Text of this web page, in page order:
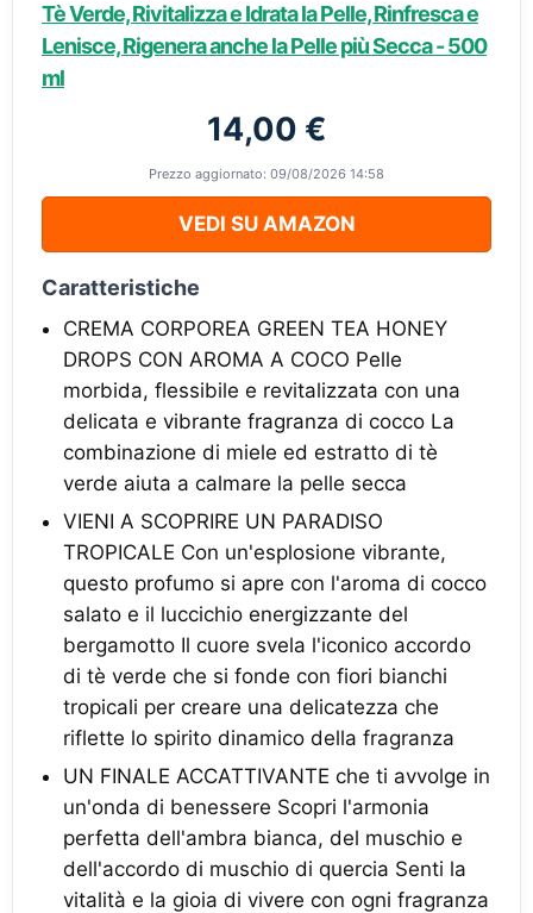
Tè Verde, Rivitalizza e Idrata la Pelle, Rinfresca e
Lenisce, Rigenera anche la Pelle più Secca - 500
ml
14,00 €
Prezzo aggiornato: 09/08/2026 14:58
VEDI SU AMAZON
Caratteristiche
CREMA CORPOREA GREEN TEA HONEY
DROPS CON AROMA A COCO Pelle
morbida, flessibile e revitalizzata con una
delicata e vibrante fragranza di cocco La
combinazione di miele ed estratto di tè
verde aiuta a calmare la pelle secca
VIENI A SCOPRIRE UN PARADISO
TROPICALE Con un'esplosione vibrante,
questo profumo si apre con l'aroma di cocco
salato e il luccichio energizzante del
bergamotto Il cuore svela l'iconico accordo
di tè verde che si fonde con fiori bianchi
tropicali per creare una delicatezza che
riflette lo spirito dinamico della fragranza
UN FINALE ACCATTIVANTE che ti avvolge in
un'onda di benessere Scopri l'armonia
perfetta dell'ambra bianca, del muschio e
dell'accordo di muschio di quercia Senti la
vitalità e la gioia di vivere con ogni fragranza